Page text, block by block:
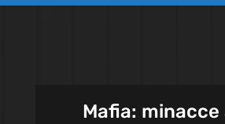
Mafia: minacce